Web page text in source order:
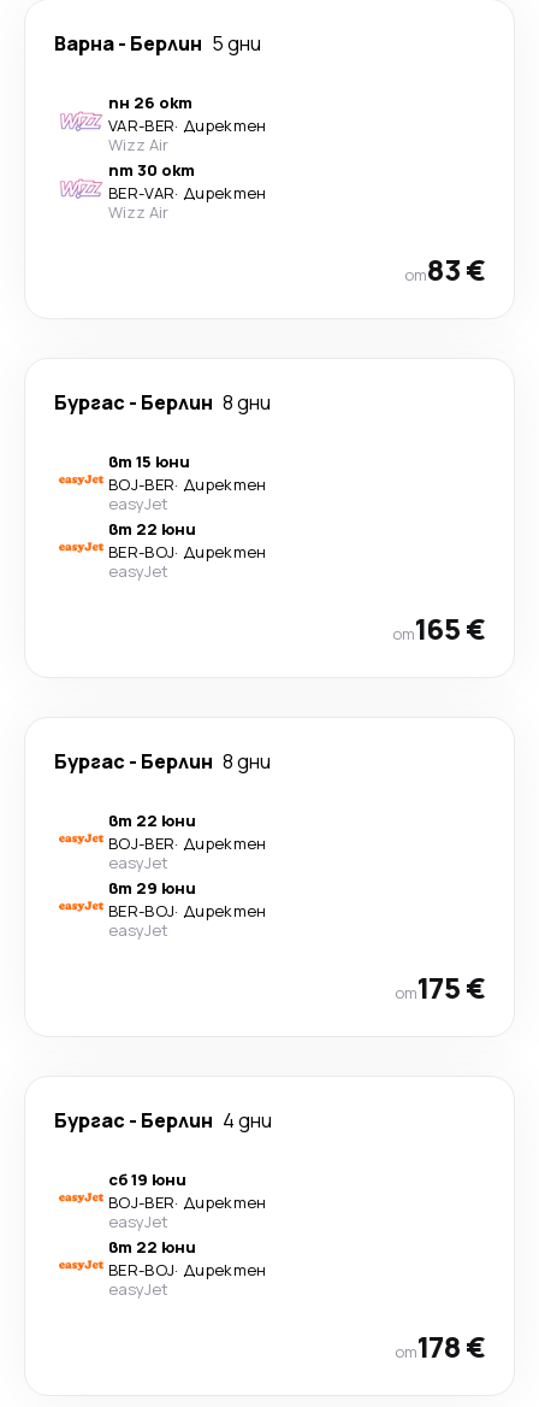
Варна- Берлин 5 дни
пн 26 окт
VAR-BER· Директен
Wizz Air
пт 30 окт
BER-VAR· Директен
Wizz Air
от83 €
Бургас - Берлин 8 дни
вт 15 юни
BOJ-BER· Директен
easyJet
вт 22 юни
BER-BOJ· Директен
easyJet
от165 €
Бургас - Берлин 8 дни
вт 22 юни
BOJ-BER· Директен
easyJet
вт 29 юни
BER-BOJ· Директен
easyJet
от175 €
Бургас - Берлин 4 дни
сб 19 юни
BOJ-BER· Директен
easyJet
вт 22 юни
BER-BOJ· Директен
easyJet
от178 €